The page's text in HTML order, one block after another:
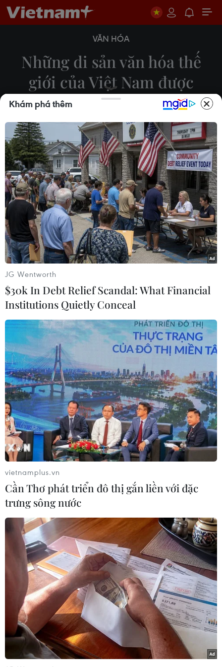
VĂN HÓA
Những di sản văn hóa thế
giới của Việt Nam được
UNESCO công nhận
23/10/2020 02:59
Bảo tồn, tôn tạo di sản là ưu tiên hàng đầu hiện
nay với UNESCO cũng như với các nước có di sản
được công nhận, khi mà những di sản này ngày
càng có nguy cơ bị phá hoại.
Ngày 11/12/1993, Quần thể di tích Cố đô Huế của Việt Nam
được UNESCO công nhận là Di sản văn hóa thế giới. (Nguồn:
TTXVN)
Năm 2018, Non nước Cao Bằng được UNESCO công nhận là
Công viên địa chất toàn cầu. (Ảnh: Trọng Đạt/TTXVN)
Khám phá thêm
JG Wentworth
$30k In Debt Relief Scandal: What Financial
Institutions Quietly Conceal
vietnamplus.vn
Cần Thơ phát triển đô thị gắn liền với đặc
trưng sông nước